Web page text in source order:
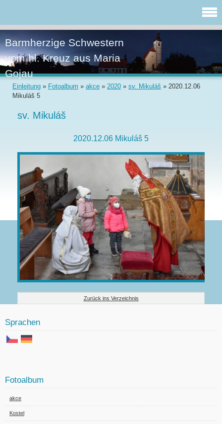
Barmherzige Schwestern
vom hl. Kreuz aus Maria
Gojau
Einleitung » Fotoalbum » akce » 2020 » sv. Mikuláš » 2020.12.06
Mikuláš 5
sv. Mikuláš
2020.12.06 Mikuláš 5
Zurück ins Verzeichnis
Sprachen
Fotoalbum
akce
Kostel